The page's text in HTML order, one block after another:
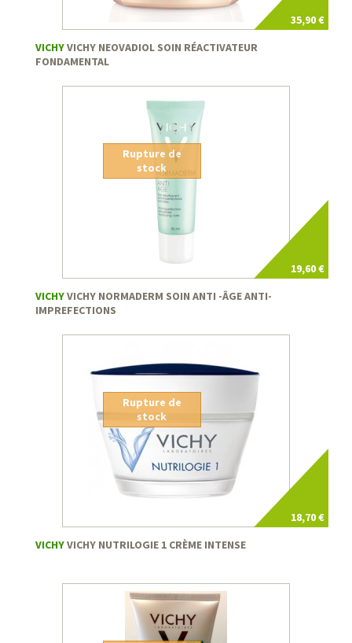
35,90 €
VICHYVICHY NEOVADIOL SOIN RÉACTIVATEUR
FONDAMENTAL
19,60 €
Rupture de
stock
VICHYVICHY NORMADERM SOIN ANTI -ÂGE ANTI-
IMPREFECTIONS
18,70 €
Rupture de
stock
VICHYVICHY NUTRILOGIE 1 CRÈME INTENSE